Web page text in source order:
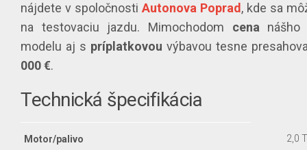
nájdete v spoločnosti Autonova Poprad, kde sa
na testovaciu jazdu. Mimochodom cenanášho
modelu aj s príplatkovou výbavou tesne
000 €.
Technická špecifikácia
Motor/palivo 2,0